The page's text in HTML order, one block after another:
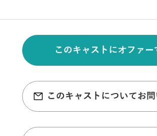
このキャストにオファー
このキャストについてお